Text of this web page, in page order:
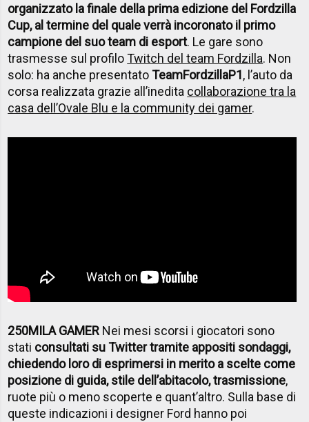
organizzato la finale della prima edizione del Fordzilla
Cup, al termine del quale verrà incoronato il primo
campione del suo team di esport. Le gare sono
trasmesse sul profiloTwitch del team Fordzilla. Non
solo: ha anche presentatoTeamFordzillaP1, l’auto da
corsa realizzata grazie all’inedita collaborazione tra la
casa dell’Ovale Blu e la community dei gamer.
250MILA GAMER Nei mesi scorsi i giocatori sono
stati consultati su Twitter tramite appositi sondaggi,
chiedendo loro di esprimersi in merito a scelte come
posizione di guida, stile dell’abitacolo, trasmissione,
ruote più o meno scoperte e quant’altro. Sulla base di
queste indicazioni i designer Ford hanno poi